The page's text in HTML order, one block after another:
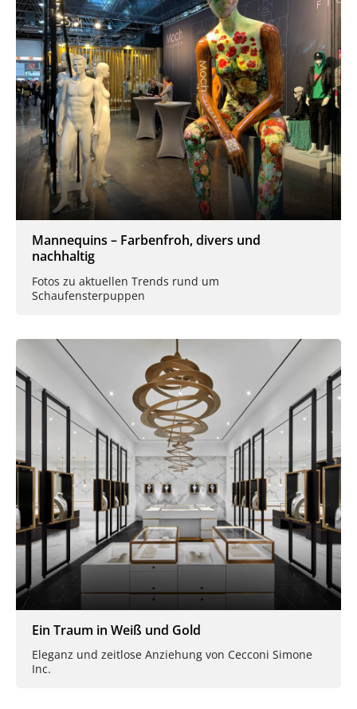
Mannequins – Farbenfroh, divers und
nachhaltig
Fotos zu aktuellen Trends rund um
Schaufensterpuppen
Ein Traum in Weiß und Gold
Eleganz und zeitlose Anziehung von Cecconi Simone
Inc.